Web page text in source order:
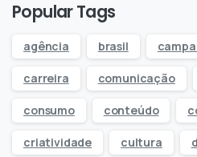
Popular Tags
agência brasil
carreira comunicação
consumo conteúdo
criatividade cultura